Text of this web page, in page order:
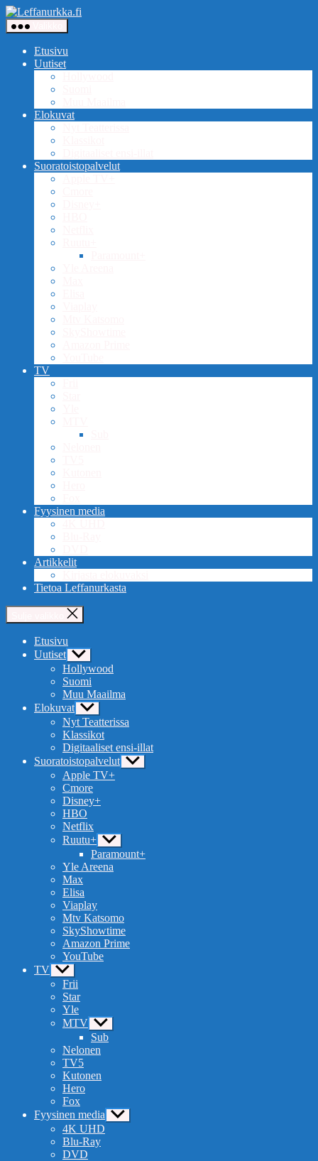
Siirry
sisältöön
Etusivu
Uutiset
Elokuvat
Suoratoistopalvelut
TV
Fyysinen media
Artikkelit
Tietoa Leffanurkasta
Etusivu
Uutiset Näytä
alavalikko
Hollywood
Suomi
Muu Maailma
Elokuvat Näytä
alavalikko
Nyt Teatterissa
Klassikot
Digitaaliset ensi-illat
Suoratoistopalvelut Näytä
alavalikko
Apple TV+
Cmore
Disney+
HBO
Netflix
Ruutu+ Näytä
alavalikko
Paramount+
Yle Areena
Max
Elisa
Viaplay
Mtv Katsomo
SkyShowtime
Amazon Prime
YouTube
TV Näytä
alavalikko
Frii
Star
Yle
MTV Näytä
alavalikko
Sub
Nelonen
TV5
Kutonen
Hero
Fox
Fyysinen media Näytä
alavalikko
4K UHD
Blu-Ray
DVD